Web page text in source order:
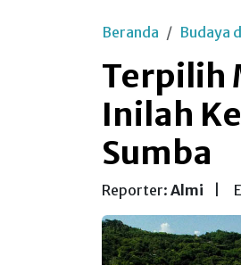
Beranda Budaya
Terpilih
Inilah
Sumba
Reporter: Almi